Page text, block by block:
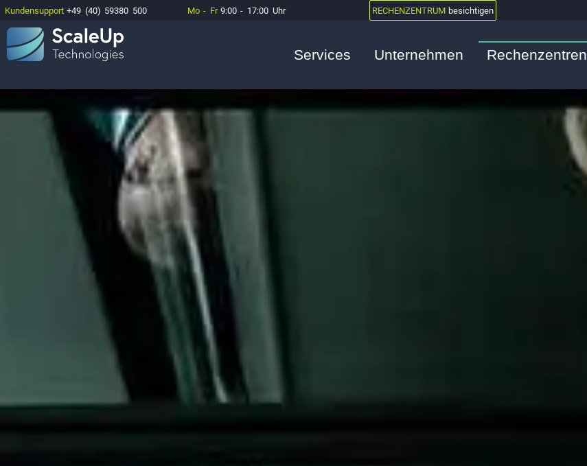
Kundensupport +49 (40) 59380 500 Mo - Fr 9:00 - 17:00 Uhr RECHENZENTRUM besichtigen
Services Unternehmen Rechenzentren